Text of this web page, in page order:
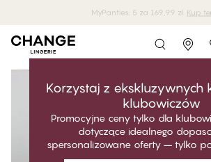
MyPanties: 5 za 169,99 zł. Kup
Korzystaj z ekskluzywnych
klubowiczów
Promocyjne ceny tylko dla
dotyczące idealnego
spersonalizowane oferty – tylko